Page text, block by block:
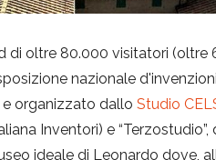
oltre 80.000 visitatori (oltre
nazionale
e organizzato dallo Studio
Inventori) e
ideale di Leonardo dove,